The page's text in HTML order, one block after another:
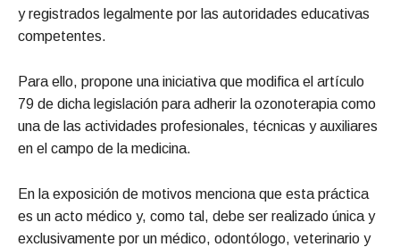
y registrados legalmente por las autoridades educativas
competentes.
Para ello, propone una iniciativa que modifica el artículo
79 de dicha legislación para adherir la ozonoterapia como
una de las actividades profesionales, técnicas y auxiliares
en el campo de la medicina.
En la exposición de motivos menciona que esta práctica
es un acto médico y, como tal, debe ser realizado única y
exclusivamente por un médico, odontólogo, veterinario y